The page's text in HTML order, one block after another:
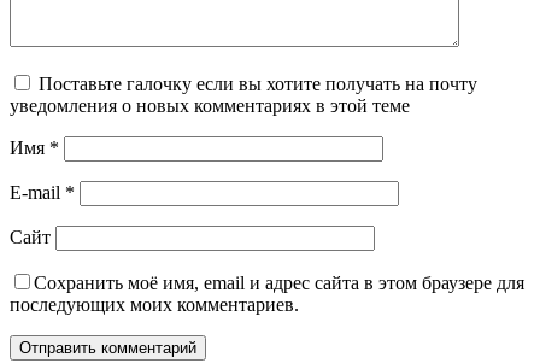
Поставьте галочку если вы хотите получать на почту
уведомления о новых комментариях в этой теме
Имя *
E-mail *
Сайт
Сохранить моё имя, email и адрес сайта в этом браузере для
последующих моих комментариев.